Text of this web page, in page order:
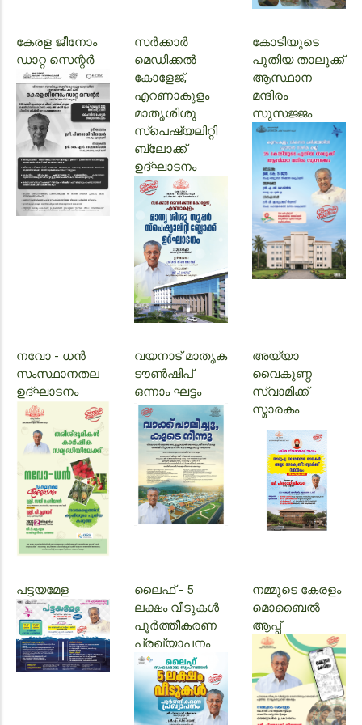
കേരള ജീനോം
ഡാറ്റ സെന്റർ
സർക്കാർ
മെഡിക്കൽ
കോളേജ്,
എറണാകുളം
മാതൃശിശു
സ്പെഷ്യലിറ്റി
ബ്ലോക്ക്
ഉദ്‌ഘാടനം
കോടിയുടെ
പുതിയ താലൂക്ക്
ആസ്ഥാന
മന്ദിരം
സുസജ്ജം
നവോ - ധൻ
സംസ്ഥാനതല
ഉദ്‌ഘാടനം
വയനാട് മാതൃക
ടൗൺഷിപ്
ഒന്നാം ഘട്ടം
അയ്യാ
വൈകുണ്ഠ
സ്വാമിക്ക്
സ്മാരകം
പട്ടയമേള
ലൈഫ് - 5
ലക്ഷം വീടുകൾ
പൂർത്തീകരണ
പ്രഖ്യാപനം
നമ്മുടെ കേരളം
മൊബൈൽ
ആപ്പ്